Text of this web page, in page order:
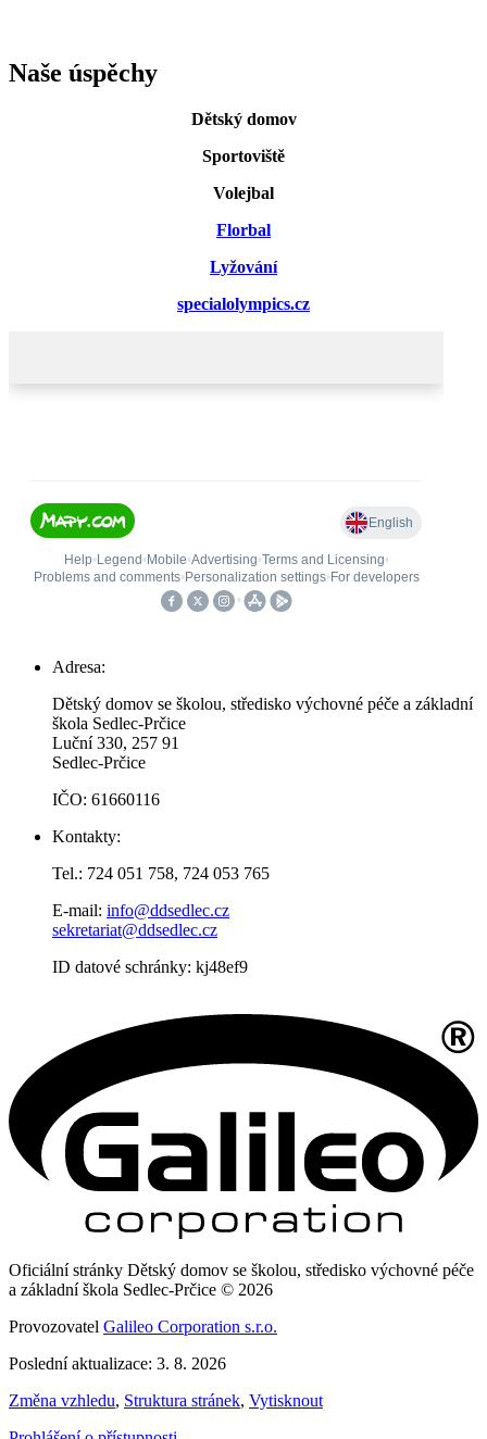
Naše úspěchy
Dětský domov
Sportoviště
Volejbal
Florbal
Lyžování
specialolympics.cz
Adresa:
Dětský domov se školou, středisko výchovné péče a základní
škola Sedlec-Prčice
Luční 330, 257 91
Sedlec-Prčice
IČO: 61660116
Kontakty:
Tel.: 724 051 758, 724 053 765
E-mail: info@ddsedlec.cz
sekretariat@ddsedlec.cz
ID datové schránky: kj48ef9
Oficiální stránky Dětský domov se školou, středisko výchovné péče
a základní škola Sedlec-Prčice © 2026
Provozovatel Galileo Corporation s.r.o.
Poslední aktualizace: 3. 8. 2026
Změna vzhledu, Struktura stránek, Vytisknout